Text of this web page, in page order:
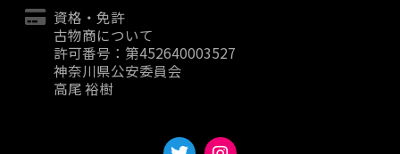
資格・免許
古物商について
許可番号：第452640003527
神奈川県公安委員会
高尾 裕樹